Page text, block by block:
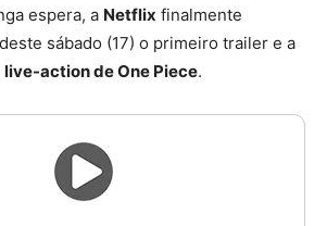
espera, a Netflix finalmente
sábado (17) o primeiro trailer e a
live-action de One Piece.